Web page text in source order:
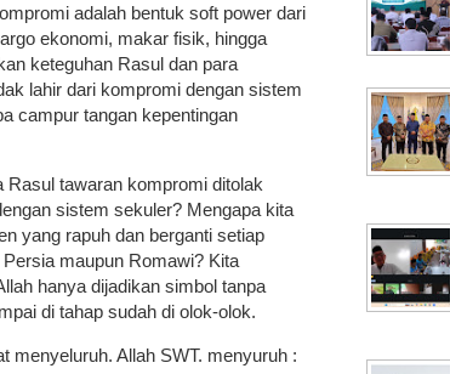
adalah bentuk soft power dari
ekonomi, makar fisik, hingga
keteguhan Rasul dan para
lahir dari kompromi dengan sistem
campur tangan kepentingan
tawaran kompromi ditolak
sistem sekuler? Mengapa kita
yang rapuh dan berganti setiap
maupun Romawi? Kita
hanya dijadikan simbol tanpa
di tahap sudah di olok-olok.
menyeluruh. Allah SWT. menyuruh :